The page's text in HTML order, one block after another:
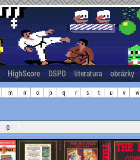
HighScore DSPD literatura obrázky
m n o p q r s t u v w
0